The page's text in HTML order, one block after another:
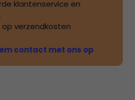
klantenservice en
verzendkosten
contact met ons op